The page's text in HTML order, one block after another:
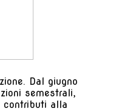
Dal giugno
semestrali,
contributi alla